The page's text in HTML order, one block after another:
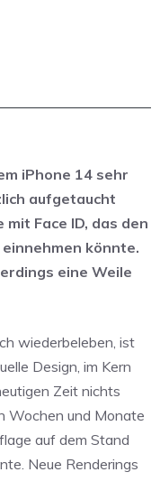
iPhone 14 sehr
aufgetaucht
Face ID, das den
könnte.
eine Weile
wiederbeleben, ist
Design, im Kern
Zeit nichts
Wochen und Monate
auf dem Stand
Neue Renderings